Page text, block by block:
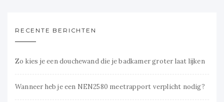
RECENTE BERICHTEN
Zo kies je een douchewand die je badkamer groter laat lijken
Wanneer heb je een NEN2580 meetrapport verplicht nodig?